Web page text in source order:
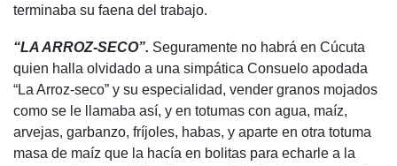
terminaba su faena del trabajo.
“LA ARROZ-SECO”. Seguramente no habrá en Cúcuta
quien halla olvidado a una simpática Consuelo apodada
“La Arroz-seco” y su especialidad, vender granos mojados
como se le llamaba así, y en totumas con agua, maíz,
arvejas, garbanzo, fríjoles, habas, y aparte en otra totuma
masa de maíz que la hacía en bolitas para echarle a la